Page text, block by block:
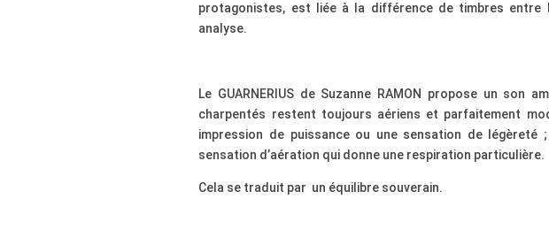
protagonistes, est liée à la différence de timbres
analyse.
Le GUARNERIUS de Suzanne RAMON propose un son
charpentés restent toujours aériens et parfaitement
impression de puissance ou une sensation de légèreté
sensation d’aération qui donne une respiration particulière.
Cela se traduit par un équilibre souverain.